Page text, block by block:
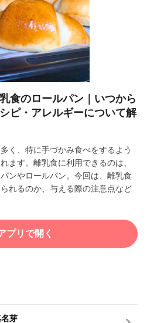
食のロールパン｜いつから
ピ・アレルギーについて解
く、特に手づかみ食べをするよう
ます。離乳食に利用できるのは、
ンやロールパン。今回は、離乳食
れるのか、与える際の注意点など
プリで開く
芽